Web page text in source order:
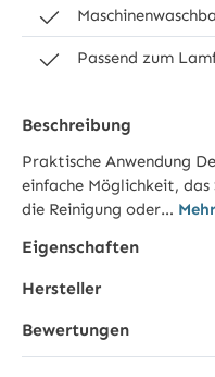
Passend zum
Beschreibung
Praktische Anwendung
einfache Möglichkeit,
die Reinigung oder… Mehr
Eigenschaften
Hersteller
Bewertungen